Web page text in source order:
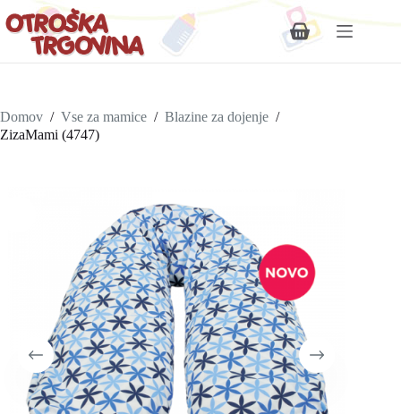
Shopping
Domov / Vse za mamice / Blazine za dojenje /
ZizaMami (4747)